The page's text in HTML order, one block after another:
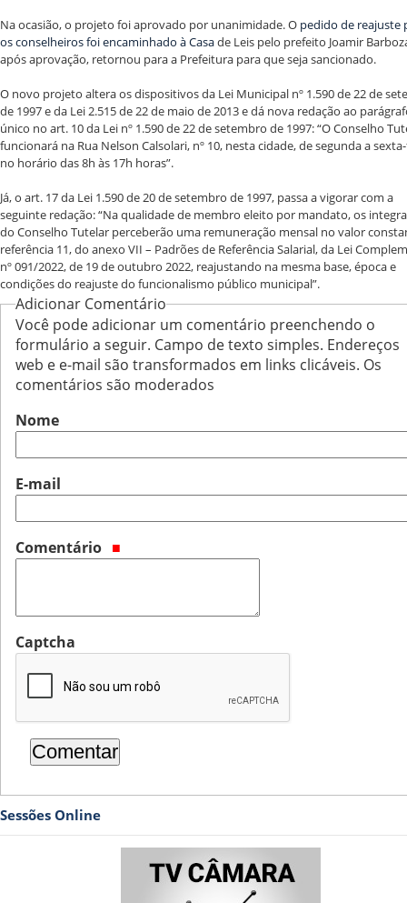
Na ocasião, o projeto foi aprovado por unanimidade. O pedido de reajuste
os conselheiros foi encaminhado à Casade Leis pelo prefeito Joamir
após aprovação, retornou para a Prefeitura para que seja sancionado.
O novo projeto altera os dispositivos da Lei Municipal nº 1.590 de 22 de
de 1997 e da Lei 2.515 de 22 de maio de 2013 e dá nova redação ao
único no art. 10 da Lei nº 1.590 de 22 de setembro de 1997: “O Conselho
funcionará na Rua Nelson Calsolari, nº 10, nesta cidade, de segunda a
no horário das 8h às 17h horas”.
Já, o art. 17 da Lei 1.590 de 20 de setembro de 1997, passa a vigorar com a
seguinte redação: “Na qualidade de membro eleito por mandato, os
do Conselho Tutelar perceberão uma remuneração mensal no valor
referência 11, do anexo VII – Padrões de Referência Salarial, da Lei
nº 091/2022, de 19 de outubro 2022, reajustando na mesma base, época e
condições do reajuste do funcionalismo público municipal”.
Adicionar Comentário
Você pode adicionar um comentário preenchendo o
formulário a seguir. Campo de texto simples. Endereços
web e e-mail são transformados em links clicáveis. Os
comentários são moderados
Nome
E-mail
Comentário
Captcha
Sessões Online